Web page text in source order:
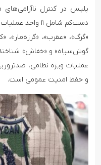
پلیس در کنترل
دست‌کم شامل ۱۱
«گرگ»، «عقرب»، «گرزه‌مار»،
گوش‌سیاه» و «خفاش»
عملیات ویژه نظامی،
و حفظ امنیت عمومی است.